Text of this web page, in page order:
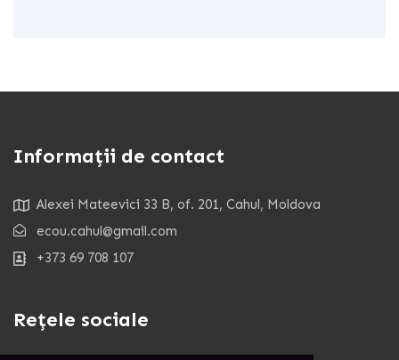
Informații de contact
Alexei Mateevici 33 B, of. 201, Cahul, Moldova
ecou.cahul@gmail.com
+373 69 708 107
Rețele sociale